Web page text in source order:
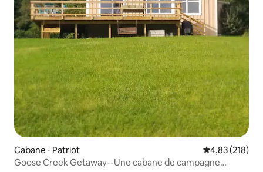
Cabane ⋅ Patriot Évaluation
4,83 (218)
Goose Creek Getaway--Une cabane de campagne